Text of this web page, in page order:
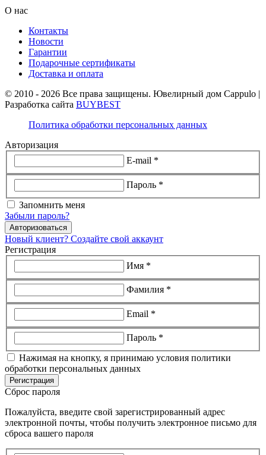
О нас
Контакты
Новости
Гарантии
Подарочные сертификаты
Доставка и оплата
© 2010 - 2026 Все права защищены. Ювелирный дом Cappulo |
Разработка сайта BUYBEST
Политика обработки персональных данных
Авторизация
E-mail *
Пароль *
Запомнить меня
Забыли пароль?
Авторизоваться
Новый клиент? Создайте свой аккаунт
Регистрация
Имя *
Фамилия *
Email *
Пароль *
Нажимая на кнопку, я принимаю условия политики
обработки персональных данных
Регистрация
Сброс пароля
Пожалуйста, введите свой зарегистрированный адрес
электронной почты, чтобы получить электронное письмо для
сброса вашего пароля